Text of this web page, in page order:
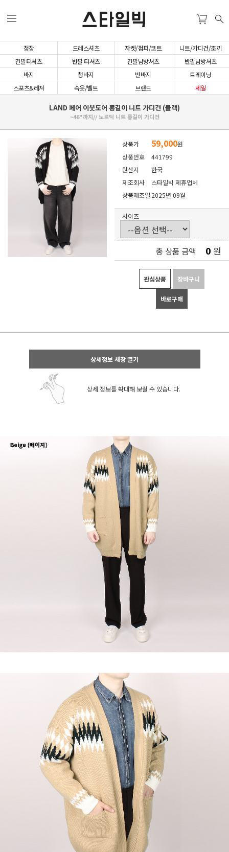
스타일빅
정장 드레스셔츠 자켓/점퍼/코트
니트/가디건/조끼
긴팔티셔츠
반팔 티셔츠 긴팔남방셔츠
반팔남방셔츠
바지
청바지 반바지
트레이닝
스포츠&레져
속옷/벨트 브랜드 세일
LAND 페어 이웃도어 롱길이 니트 가디건 (블랙)
~46"까지// 노르딕 니트 롱길이 가디건
상품가 59,000원
상품번호
441799
원산지
한국
제조회사
스타일빅 제휴업체
상품제조일 2025년 09월
사이즈
총 상품 금액 0 원
관심상품 장바구니
바로구매
상세정보 새창 열기
상세 정보를 확대해 보실 수 있습니다.